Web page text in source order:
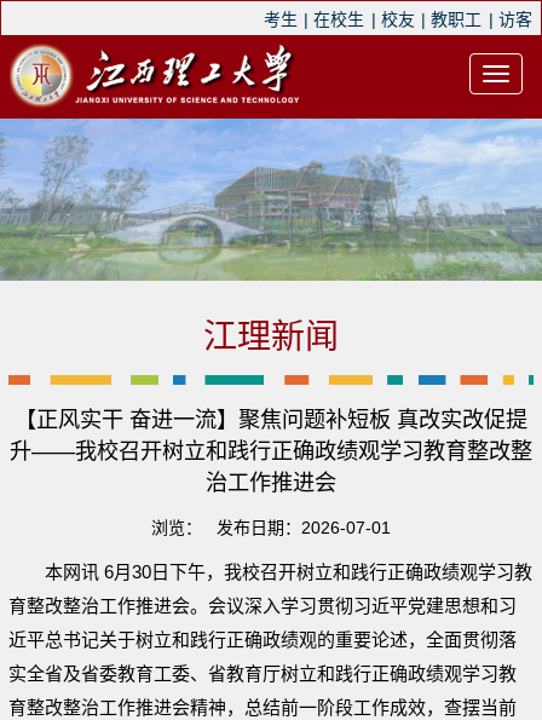
考生 | 在校生 | 校友 | 教职工 | 访客
江理新闻
【正风实干 奋进一流】聚焦问题补短板 真改实改促提
升——我校召开树立和践行正确政绩观学习教育整改整
治工作推进会
浏览： 发布日期：2026-07-01
本网讯 6月30日下午，我校召开树立和践行正确政绩观学习教
育整改整治工作推进会。会议深入学习贯彻习近平党建思想和习
近平总书记关于树立和践行正确政绩观的重要论述，全面贯彻落
实全省及省委教育工委、省教育厅树立和践行正确政绩观学习教
育整改整治工作推进会精神，总结前一阶段工作成效，查摆当前